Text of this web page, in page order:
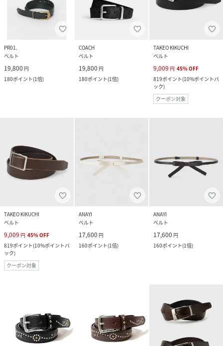
PR01.
ベルト
19,800 円
180ポイント(1倍)
COACH
ベルト
19,800 円
180ポイント(1倍)
TAKEO KIKUCHI
ベルト
9,009 円 45%OFF
819ポイント(10%ポイントバ
ック)
クーポン対象
TAKEO KIKUCHI
ベルト
9,009 円 45%OFF
819ポイント(10%ポイントバ
ック)
クーポン対象
ANAYI
ベルト
17,600 円
160ポイント(1倍)
ANAYI
ベルト
17,600 円
160ポイント(1倍)